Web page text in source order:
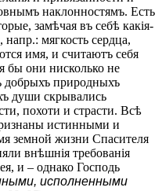
наклонностямъ. Есть
замѣчая въ себѣ какія-
мягкость сердца,
имя, и считаютъ себя
бы они нисколько не
добрыхъ природныхъ
души скрывались
похоти и страсти. Всѣ
истинными и
земной жизни Спасителя
внѣшнія требованія
и – однако Господь
исполненными